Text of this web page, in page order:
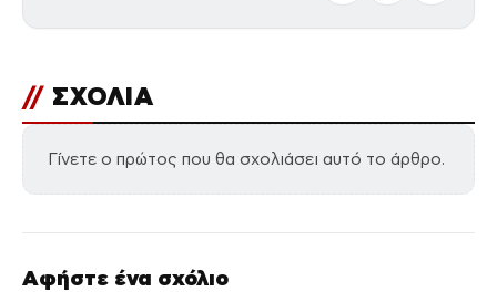
// ΣΧΟΛΙΑ
Γίνετε ο πρώτος που θα σχολιάσει αυτό το άρθρο.
Αφήστε ένα σχόλιο